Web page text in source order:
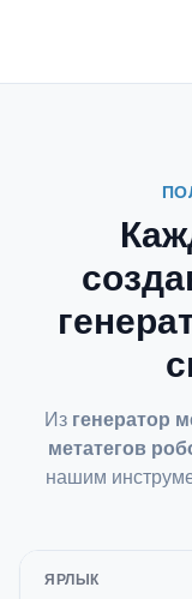
Из генератор
метатегов
нашим
ЯРЛЫК